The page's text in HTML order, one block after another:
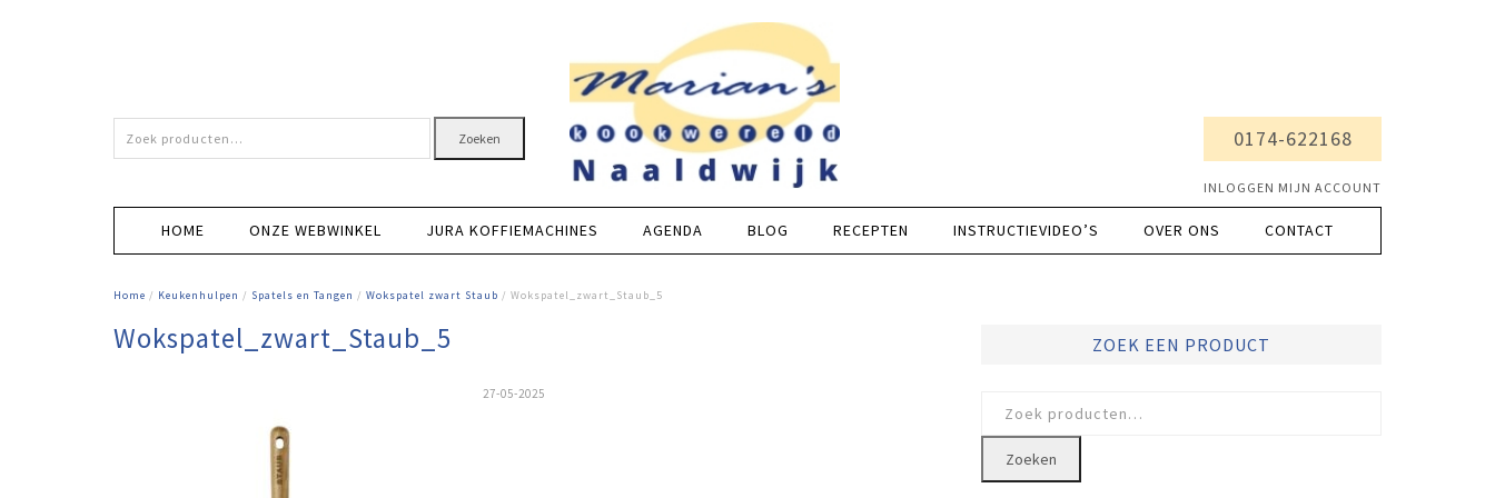
Zoeken
naar:
Zoeken 0174-622168
INLOGGEN MIJN ACCOUNT
HOME ONZE WEBWINKEL JURA KOFFIEMACHINES AGENDA BLOG RECEPTEN INSTRUCTIEVIDEO’S OVER ONS CONTACT
Home / Keukenhulpen / Spatels en Tangen / Wokspatel zwart Staub / Wokspatel_zwart_Staub_5
Wokspatel_zwart_Staub_5
27-05-2025
ZOEK EEN PRODUCT
naar:
Zoeken